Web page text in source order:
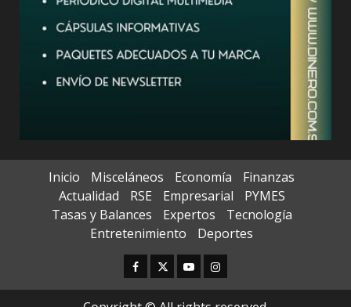
Inicio Misceláneos Economía
Finanzas
Actualidad
RSE Empresarial
PYMES
Tasas y Balances
Expertos
Tecnología
Entretenimiento
Deportes
Facebook
TwitterYoutubeInstagram